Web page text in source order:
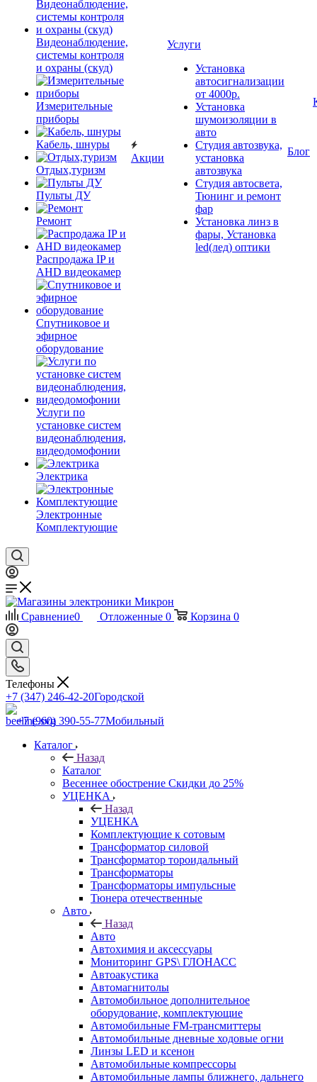
Видеонаблюдение,
системы контроля
и охраны (скуд)
Измерительные
приборы
Кабель, шнуры
Отдых,туризм
Пульты ДУ
Ремонт
Распродажа IP и
AHD видеокамер
Спутниковое и
эфирное
оборудование
Услуги по
установке систем
видеонаблюдения,
видеодомофонии
Электрика
Электронные
Комплектующие
Акции
Услуги
Установка
автосигнализации
от 4000р.
Установка
шумоизоляции в
авто
Студия автозвука,
установка
автозвука
Студия автосвета,
Тюнинг и ремонт
фар
Установка линз в
фары, Установка
led(лед) оптики
Блог
Сравнение0 Отложенные 0 Корзина 0
Телефоны
+7 (347) 246-42-20Городской
+7 (960) 390-55-77Мобильный
Каталог
Назад
Каталог
Весеннее обострение Скидки до 25%
УЦЕНКА
Назад
УЦЕНКА
Комплектующие к сотовым
Трансформатор силовой
Трансформатор тороидальный
Трансформаторы
Трансформаторы импульсные
Тюнера отечественные
Авто
Назад
Авто
Автохимия и аксессуары
Мониторинг GPS\ ГЛОНАСС
Автоакустика
Автомагнитолы
Автомобильное дополнительное
оборудование, комплектующие
Автомобильные FM-трансмиттеры
Автомобильные дневные ходовые огни
Линзы LED и ксенон
Автомобильные компрессоры
Автомобильные лампы ближнего, дальнего